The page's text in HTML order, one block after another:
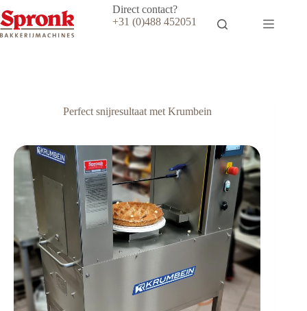
naar
de
Direct contact?
+31 (0)488 452051
Perfect snijresultaat met Krumbein